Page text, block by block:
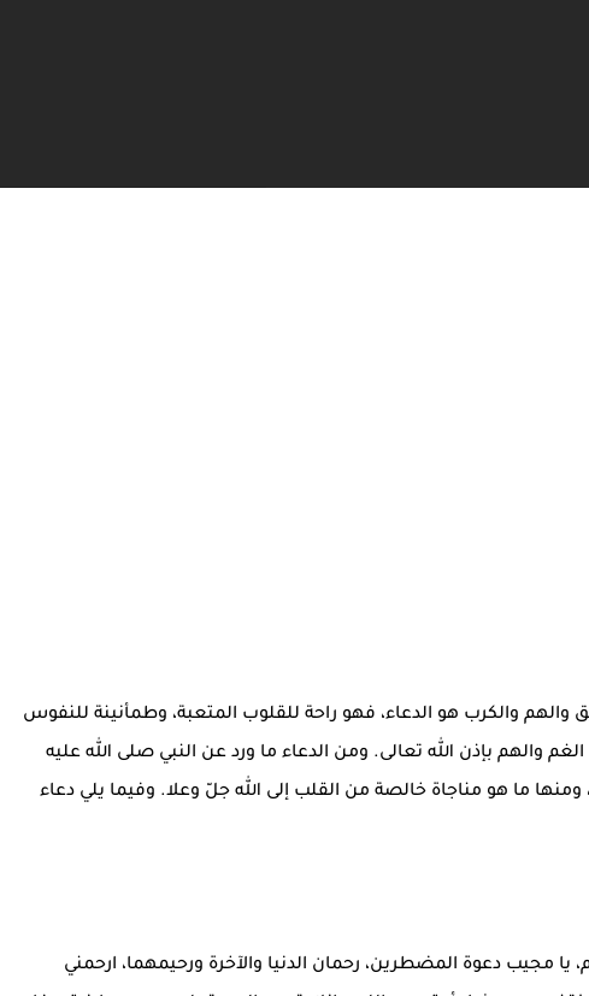
والهم والكرب هو الدعاء، فهو راحة للقلوب المتعبة، وطمأنينة للنفوس
والهم بإذن الله تعالى. ومن الدعاء ما ورد عن النبي صلى الله عليه
ما هو مناجاة خالصة من القلب إلى الله جلّ وعلا. وفيما يلي دعاء
يا مجيب دعوة المضطرين، رحمان الدنيا والآخرة ورحيمهما، ارحمني